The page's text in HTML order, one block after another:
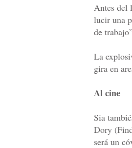
Antes del
lucir una
de
La
gira en
Al cine
Sia
Dory
será un